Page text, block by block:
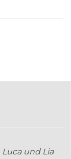
Luca und Lia